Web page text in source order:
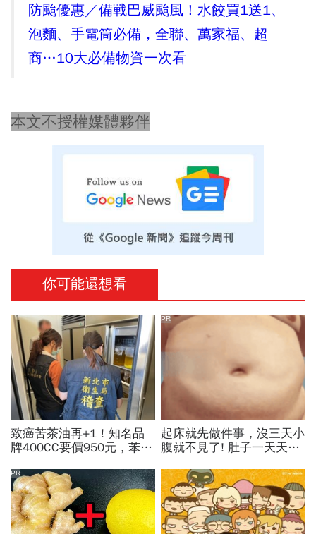
防颱優惠／備戰巴威颱風！水餃買1送1、
泡麵、手電筒必備，全聯、萬家福、超
商…10大必備物資一次看
本文不授權媒體夥伴
你可能還想看
致癌苦茶油再+1！知名品
牌400CC要價950元，苯駢
怎麼退貨？5家問題油廠最
新進度
起床就先做件事，沒三天小
腹就不見了! 肚子一天天變
PR
PR